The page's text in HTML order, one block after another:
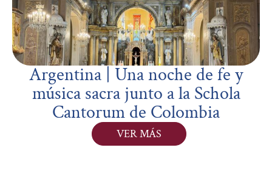
Argentina | Una noche de fe y
música sacra junto a la Schola
Cantorum de Colombia
VER MÁS